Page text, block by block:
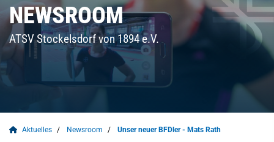
NEWSROOM
ATSV Stockelsdorf von 1894 e.V.
Aktuelles Newsroom Unser neuer BFDler - Mats Rath